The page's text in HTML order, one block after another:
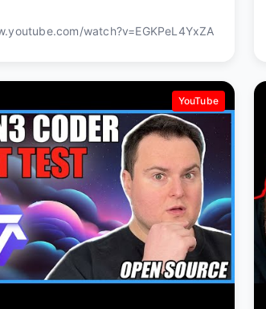
watch?v=EGKPeL4YxZA
YouTube